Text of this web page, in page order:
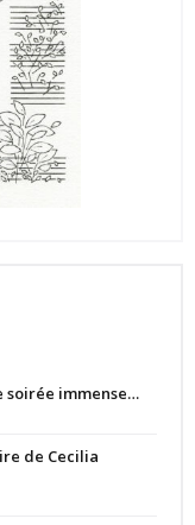
soirée immense…
de Cecilia